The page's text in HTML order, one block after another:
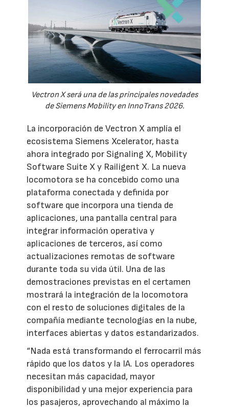
Vectron X será una de las principales novedades
de Siemens Mobility en InnoTrans 2026.
La incorporación de Vectron X amplía el
ecosistema Siemens Xcelerator, hasta
ahora integrado por Signaling X, Mobility
Software Suite X y Railigent X. La nueva
locomotora se ha concebido como una
plataforma conectada y definida por
software que incorpora una tienda de
aplicaciones, una pantalla central para
integrar información operativa y
aplicaciones de terceros, así como
actualizaciones remotas de software
durante toda su vida útil. Una de las
demostraciones previstas en el certamen
mostrará la integración de la locomotora
con el resto de soluciones digitales de la
compañía mediante tecnologías en la nube,
interfaces abiertas y datos estandarizados.
“Nada está transformando el ferrocarril más
rápido que los datos y la IA. Los operadores
necesitan más capacidad, mayor
disponibilidad y una mejor experiencia para
los pasajeros, aprovechando al máximo la